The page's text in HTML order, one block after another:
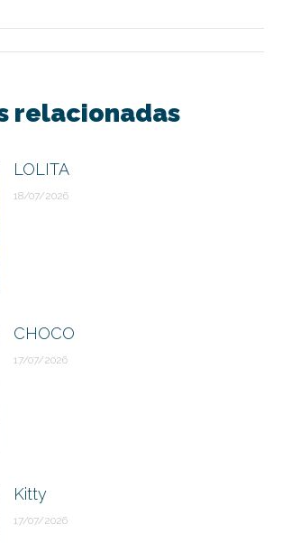
relacionadas
LOLITA
18/07/2026
CHOCO
17/07/2026
Kitty
17/07/2026